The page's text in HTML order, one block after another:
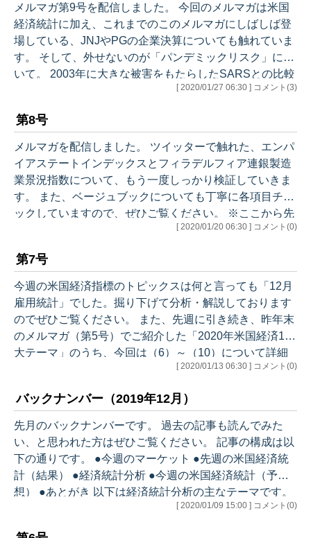
所得・個人消費支出 12月 ・個別企業決算（アップ
ル・フェイスブック・アマゾン） ●今週…
メルマガ第9号を配信しました。 今回のメルマガは米国
経済統計に加え、これまでのこのメルマガにしばしば登
場している、JNJやPGの企業決算についても触れていま
す。 そして、外せないのが「パンデミックリスク」につ
いて。 2003年に大きな被害をもたらしたSARSとの比較
や、WHOの判断について考察しながら、マーケットに与
解説します。アウトラインは以下のとおりです。 ●今週
のマーケット ●先週の米国経済統計（結果） ●経済統計
分析 ・中古住宅販売件数 12月 ・州別失業率 12月
・個別企業決算（JNJ、PG） ・パンデミックリス…
[ 2020/01/27 06:30 ] コメント(3)
第8号
メルマガを配信しました。 ツイッターで触れた、エンパ
イアステートインデックスとフィラデルフィア連銀製造
業景況指数について、もう一度しっかり検証していきま
す。 また、ベージュブックについても丁寧に各項目チェ
ックしていますので、ぜひご覧ください。 ※ここから先
はメルマガで解説します。アウトラインは以下のとおり
果） ●経済統計分析 ・製造業の景況感について（エン
パイアステートインデックス、フィラデルフィア連銀製
造業景況指数） ・ベージュブック ・住宅着工 12月
・小売売上高 12月 ●今週の米国経済統計（予想） ●あ
とがき ・こ…
[ 2020/01/20 06:30 ] コメント(0)
第7号
今週の米国経済指標のトピックスは何と言っても「12月
雇用統計」でした。掘り下げて分析・解説しております
のでぜひご覧ください。 また、先週に引き続き、昨年末
のメルマガ（第5号）でご紹介した「2020年米国経済10
大テーマ」のうち、今回は（6）～（10）について詳細
のマーケット ●先週の米国経済統計（結果） ●経済統計
分析 ・12月 ISM非製造業インデックス ・12月雇用
統計 ・平均時給 ・25歳から54歳 プライム年齢層
・非自発的を含むパートタイム ・26週以上長期失業
者…
[ 2020/01/13 06:30 ] コメント(0)
バックナンバー（2019年12月）
先月のバックナンバーです。 過去の記事も読んでみた
い、と思われた方はぜひご覧ください。 記事の構成は以
下の通りです。 ●今週のマーケット ●先週の米国経済統
計（結果） ●経済統計分析 ●今週の米国経済統計（予
想） ●あとがき 以下は経済統計分析の主なテーマです。
12/2 創刊号 ・パウエル講演 ・ケース・シラー住
[ 2020/01/09 15:00 ] コメント(0)